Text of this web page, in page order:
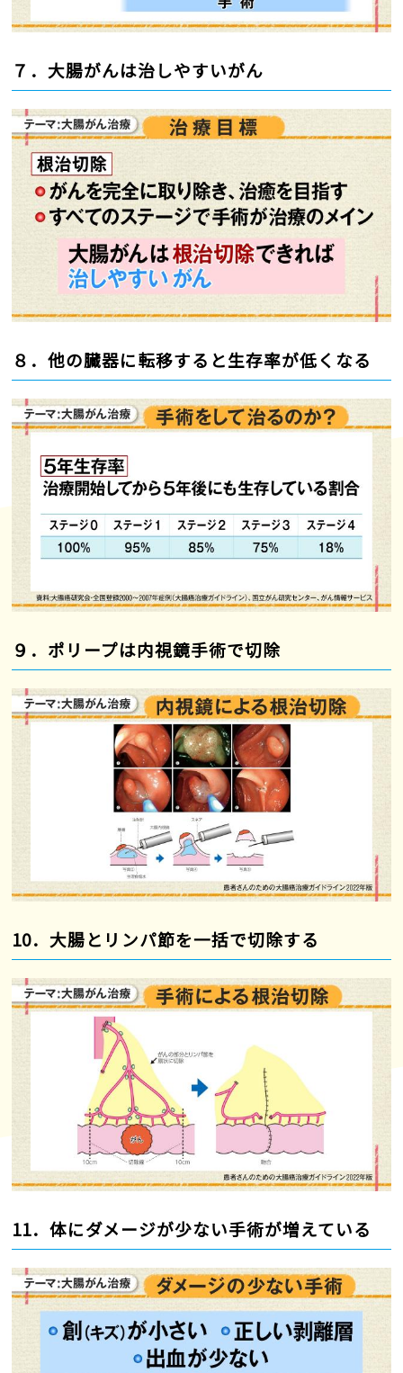
７．大腸がんは治しやすいがん
８．他の臓器に転移すると生存率が低くなる
９．ポリープは内視鏡手術で切除
10．大腸とリンパ節を一括で切除する
11．体にダメージが少ない手術が増えている